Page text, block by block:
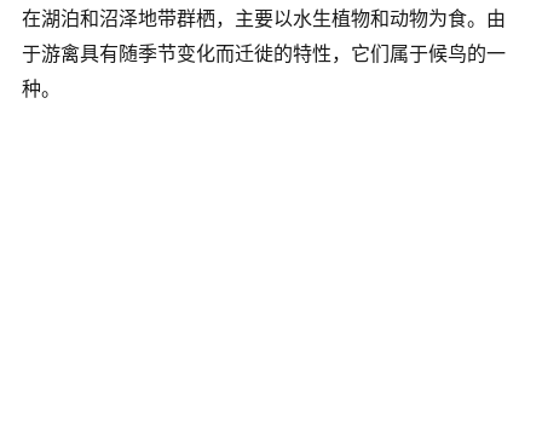
在湖泊和沼泽地带群栖，主要以水生植物和动物为食‌。由
于游禽具有随季节变化而迁徙的特性，它们属于候鸟的一
种‌。